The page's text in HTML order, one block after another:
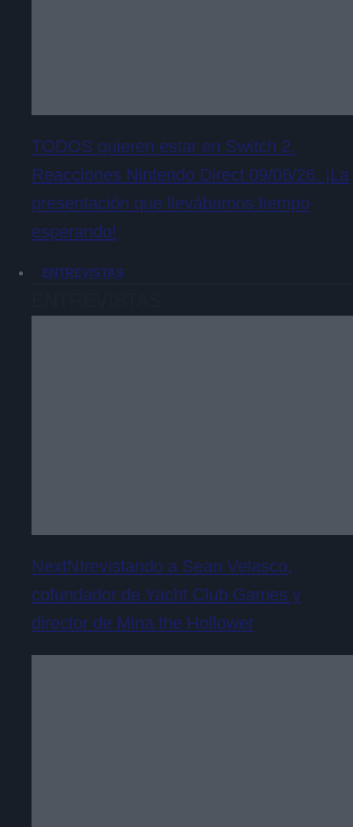
TODOS quieren estar en Switch 2.
Reacciones Nintendo Direct 09/06/26. ¡La
presentación que llevábamos tiempo
esperando!
ENTREVISTAS
NextNtrevistando a Sean Velasco,
cofundador de Yacht Club Games y
director de Mina the Hollower